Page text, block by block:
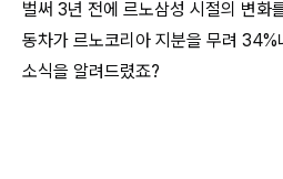
벌써 3년 전에 르노삼성 시절의 변화
동차가 르노코리아 지분을 무려 34%
소식을 알려드렸죠?